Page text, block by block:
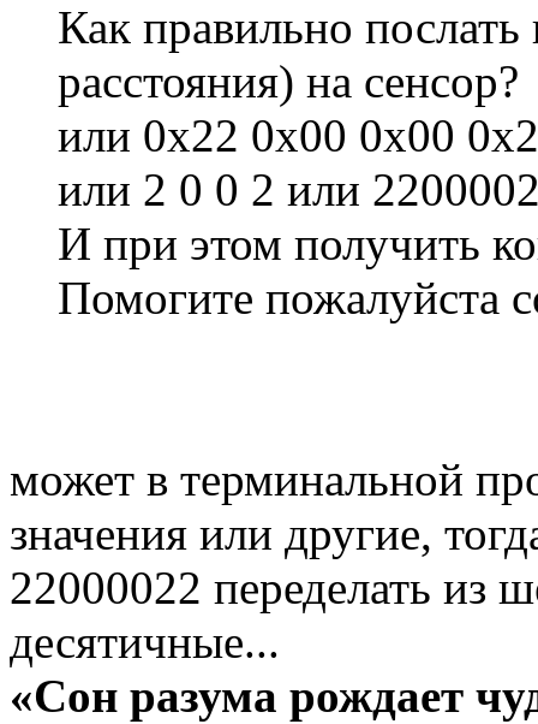
Как правильно
расстояния) на сенсор?
или 0x22 0x00 0x00
или 2 0 0 2 или
И при этом получить
Помогите пожалуйста
может в терминальной
значения или другие,
22000022 переделать из
десятичные...
«Сон разума рождает